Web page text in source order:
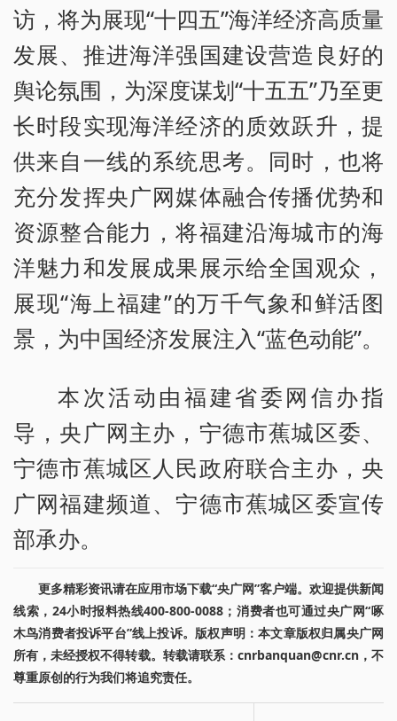
访，将为展现“十四五”海洋经济高质量
发展、推进海洋强国建设营造良好的
舆论氛围，为深度谋划“十五五”乃至更
长时段实现海洋经济的质效跃升，提
供来自一线的系统思考。同时，也将
充分发挥央广网媒体融合传播优势和
资源整合能力，将福建沿海城市的海
洋魅力和发展成果展示给全国观众，
展现“海上福建”的万千气象和鲜活图
景，为中国经济发展注入“蓝色动能”。
本次活动由福建省委网信办指
导，央广网主办，宁德市蕉城区委、
宁德市蕉城区人民政府联合主办，央
广网福建频道、宁德市蕉城区委宣传
部承办。
更多精彩资讯请在应用市场下载“央广网”客户端。欢迎提供新闻
线索，24小时报料热线400-800-0088；消费者也可通过央广网“啄
木鸟消费者投诉平台”线上投诉。版权声明：本文章版权归属央广网
所有，未经授权不得转载。转载请联系：cnrbanquan@cnr.cn，不
尊重原创的行为我们将追究责任。